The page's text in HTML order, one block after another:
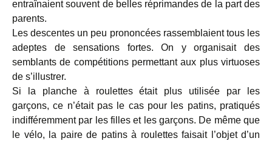
entraînaient souvent de belles réprimandes de la part des
parents.
Les descentes un peu prononcées rassemblaient tous les
adeptes de sensations fortes. On y organisait des
semblants de compétitions permettant aux plus virtuoses
de s’illustrer.
Si la planche à roulettes était plus utilisée par les
garçons, ce n’était pas le cas pour les patins, pratiqués
indifféremment par les filles et les garçons. De même que
le vélo, la paire de patins à roulettes faisait l’objet d’un